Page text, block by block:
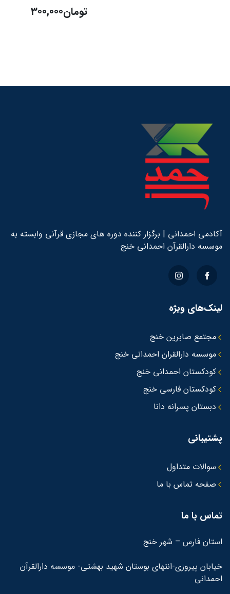
تومان300,000
آکادمی احمدانی | برگزار کننده دوره های مجازی قرآنی وابسته به
موسسه دارالقرآن احمدانی خنج
لینک‌های ویژه
مجتمع صابرین خنج
موسسه دارالقران احمدانی خنج
کودکستان احمدانی خنج
کودکستان فارسی خنج
دبستان پسرانه دانا
پشتیبانی
سوالات متداول
صفحه تماس با ما
تماس با ما
استان فارس – شهر خنج
خیابان پیروزی-انتهای بوستان شهید بهشتی- موسسه دارالقرآن
احمدانی